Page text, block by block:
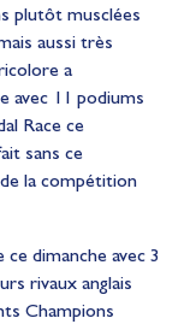
plutôt musclées
aussi très
a
avec 11 podiums
Race ce
sans ce
la compétition
dimanche avec 3
rivaux anglais
Champions